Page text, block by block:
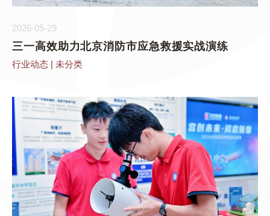
2026-05-29
三一高效助力北京消防市应急救援实战演练
行业动态 | 未分类